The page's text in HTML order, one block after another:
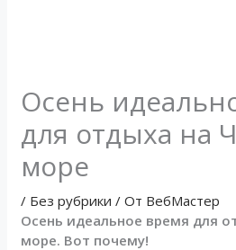
Осень
для отдыха на
море
/ Без рубрики / От ВебМастер
Осень идеальное время для
море. Вот почему!